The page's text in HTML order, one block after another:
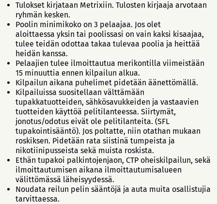
Tulokset kirjataan Metrixiin. Tulosten kirjaaja arvotaan
ryhmän kesken.
Poolin minimikoko on 3 pelaajaa. Jos olet
aloittaessa yksin tai poolissasi on vain kaksi kisaajaa,
tulee teidän odottaa takaa tulevaa poolia ja heittää
heidän kanssa.
Pelaajien tulee ilmoittautua merikontilla viimeistään
15 minuuttia ennen kilpailun alkua.
Kilpailun aikana puhelimet pidetään äänettömällä.
Kilpailuissa suositellaan välttämään
tupakkatuotteiden, sähkösavukkeiden ja vastaavien
tuotteiden käyttöä pelitilanteessa. Siirtymät,
jonotus/odotus eivät ole pelitilanteita. (SFL
tupakointisääntö). Jos poltatte, niin otathan mukaan
roskiksen. Pidetään rata siistinä tumpeista ja
nikotiinipusseista sekä muista roskista.
Ethän tupakoi palkintojenjaon, CTP oheiskilpailun, sekä
ilmoittautumisen aikana ilmoittautumisalueen
välittömässä läheisyydessä.
Noudata reilun pelin sääntöjä ja auta muita osallistujia
tarvittaessa.